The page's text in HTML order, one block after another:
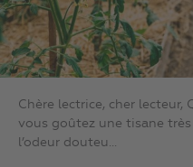
Chère lectrice, cher
vous goûtez une tisane
l’odeur douteu...